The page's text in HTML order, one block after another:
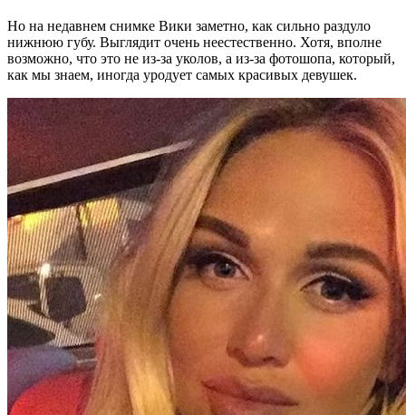
Но на недавнем снимке Вики заметно, как сильно раздуло
нижнюю губу. Выглядит очень неестественно. Хотя, вполне
возможно, что это не из-за уколов, а из-за фотошопа, который,
как мы знаем, иногда уродует самых красивых девушек.